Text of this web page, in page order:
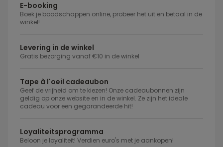
E-booking
Boek je boodschappen online, probeer het uit en betaal in de
winkel!
Levering in de winkel
Gratis bezorging vanaf €10 in de winkel
Tape à l'oeil cadeaubon
Geef de vrijheid om te kiezen! Onze cadeaubonnen zijn
geldig op onze website en in de winkel. Ze zijn het ideale
cadeau voor een gegarandeerde hit!
Loyaliteitsprogramma
Beloon je loyaliteit! Verdien euro's met je aankopen!